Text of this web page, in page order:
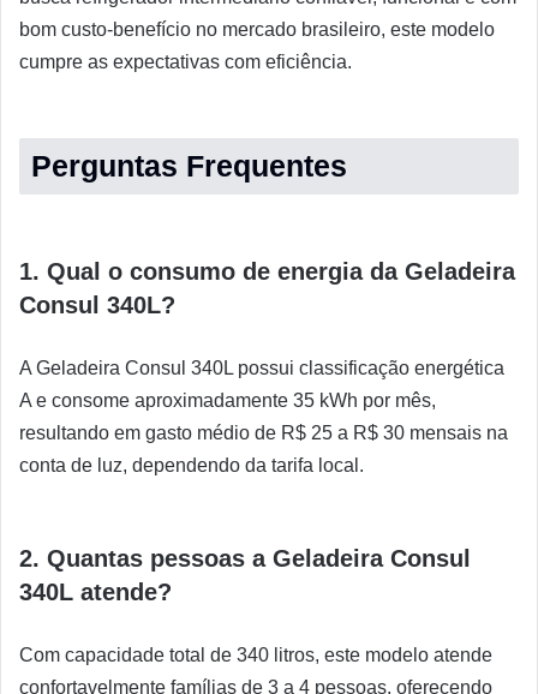
bom custo-benefício no mercado brasileiro, este modelo
cumpre as expectativas com eficiência.
Perguntas Frequentes
1. Qual o consumo de energia da Geladeira
Consul 340L?
A Geladeira Consul 340L possui classificação energética
A e consome aproximadamente 35 kWh por mês,
resultando em gasto médio de R$ 25 a R$ 30 mensais na
conta de luz, dependendo da tarifa local.
2. Quantas pessoas a Geladeira Consul
340L atende?
Com capacidade total de 340 litros, este modelo atende
confortavelmente famílias de 3 a 4 pessoas, oferecendo